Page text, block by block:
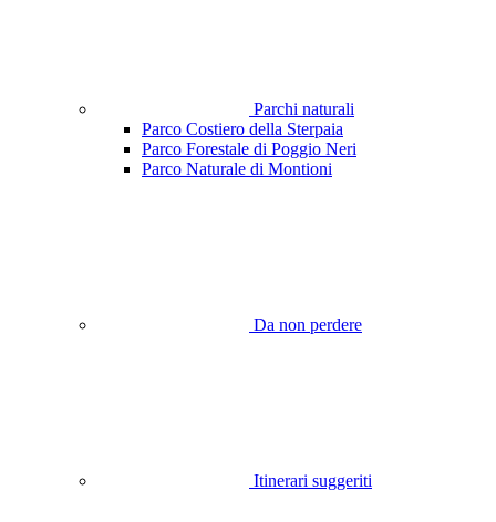
Parchi naturali
Parco Costiero della Sterpaia
Parco Forestale di Poggio Neri
Parco Naturale di Montioni
Da non perdere
Itinerari suggeriti